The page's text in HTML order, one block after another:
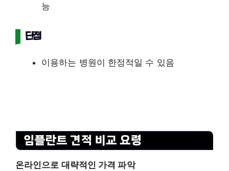
능
단점
이용하는 병원이 한정적일 수 있음
임플란트 견적 비교 요령
온라인으로 대략적인 가격 파악